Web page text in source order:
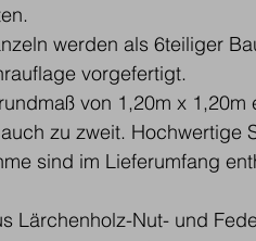
werden als 6teiliger
vorgefertigt.
von 1,20m x
zu zweit. Hochwertige
sind im Lieferumfang
Lärchenholz-Nut- und